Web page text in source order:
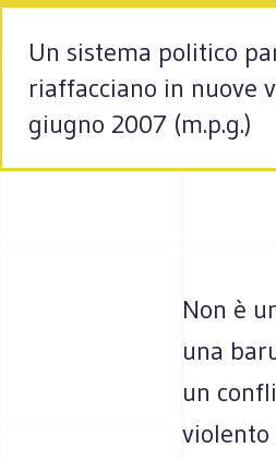
Un sistema politico
riaffacciano in nuove
giugno 2007 (m.p.g.)
Non è
una
un
violento